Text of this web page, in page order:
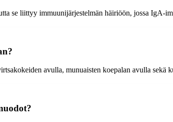
se liittyy immuunijärjestelmän häiriöön, jossa IgA-
avulla, munuaisten koepalan avulla sekä